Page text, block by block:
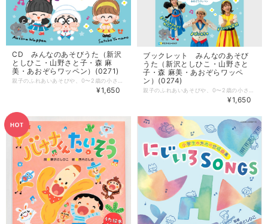
CD みんなのあそびうた（新沢
としひこ・山野さと子・森 麻
美・あおぞらワッペン）(0271)
¥1,650
ブックレット みんなのあそび
うた（新沢としひこ・山野さと
子・森 麻美・あおぞらワッペ
ン）(0274)
¥1,650